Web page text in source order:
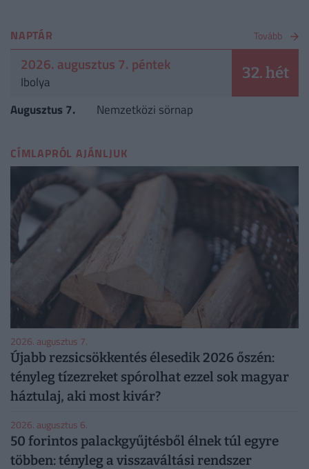
NAPTÁR Tovább
2026. augusztus 7. péntek
Ibolya 32. hét
Augusztus 7. Nemzetközi sörnap
CÍMLAPRÓL AJÁNLJUK
2026. augusztus 7.
Újabb rezsicsökkentés élesedik 2026 őszén:
tényleg tízezreket spórolhat ezzel sok magyar
háztulaj, aki most kivár?
2026. augusztus 6.
50 forintos palackgyűjtésből élnek túl egyre
többen: tényleg a visszaváltási rendszer